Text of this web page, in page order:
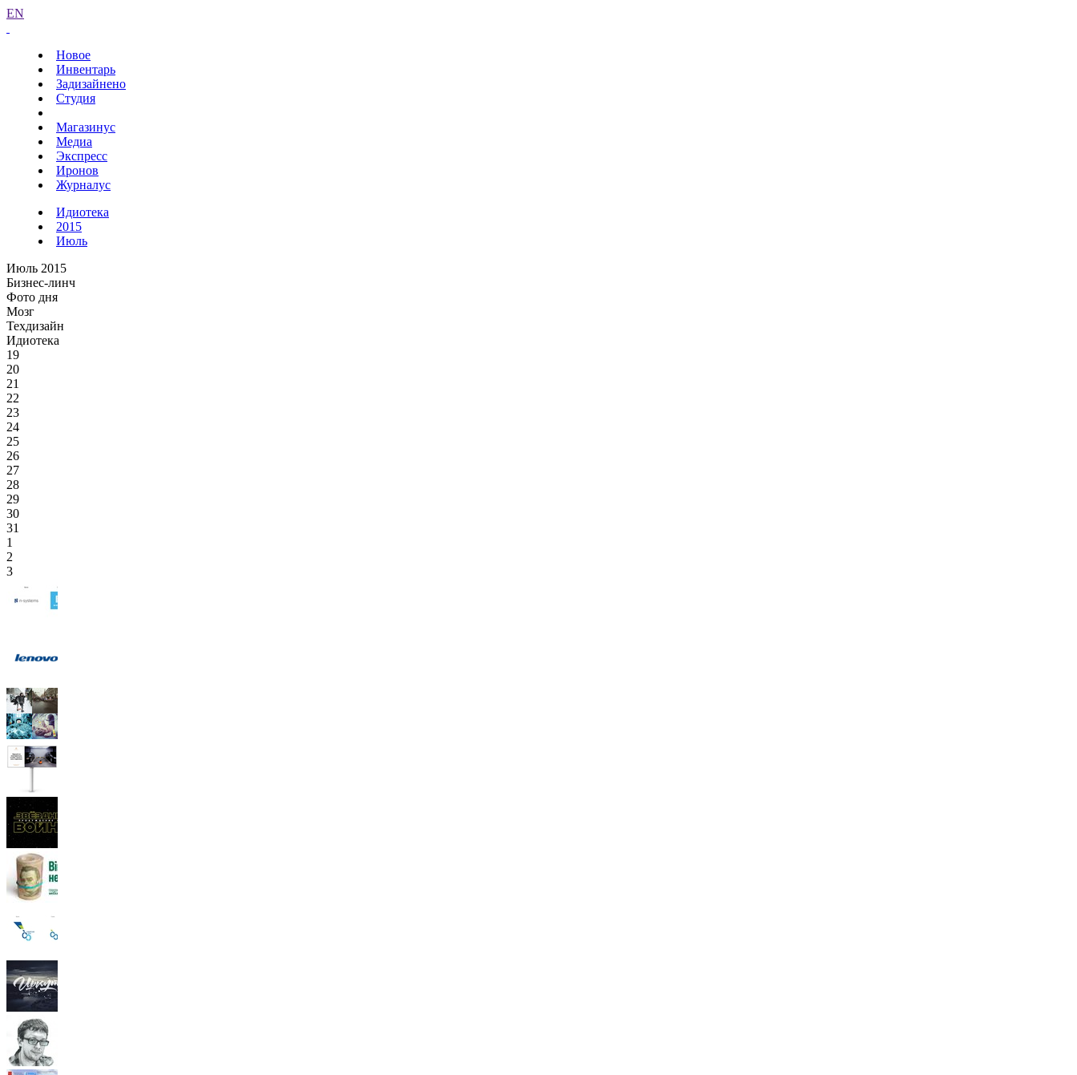
EN
Новое
Инвентарь
Задизайнено
Студия
Магазинус
Медиа
Экспресс
Иронов
Журналус
Идиотека
2015
Июль
Июль 2015
Бизнес-линч
Фото дня
Мозг
Техдизайн
Идиотека
19
20
21
22
23
24
25
26
27
28
29
30
31
1
2
3